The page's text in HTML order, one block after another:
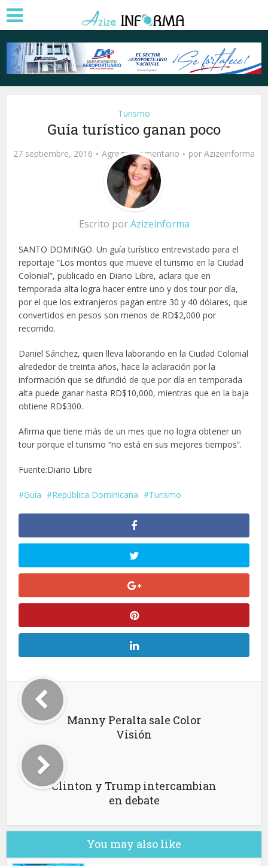
Turismo
Guía turístico ganan poco
27 septiembre, 2016 Agregar comentario por Azizeinforma
Escrito porAzizeinforma
SANTO DOMINGO. Un guía turístico entrevistado para el
reportaje “Los montos que mueve el turismo en la Ciudad
Colonial”, publicado en Diario Libre, aclara que en
temporada alta logra hacer entre uno y dos tour por día,
por el que los extranjeros pagan entre 30 y 40 dólares, que
convertidos en pesos son menos de RD$2,000 por
recorrido.
Daniel Sánchez, quien lleva laborando en la Ciudad Colonial
alrededor de treinta años, hace la aclaración por la
información que se difundió de que por día en temporada
alta puede ganar hasta RD$10,000, mientras que en la baja
obtiene RD$300.
Afirma que tiene más de un mes que no logra obtener un
tour porque el turismo “no está en sus mejores tiempos”.
Fuente:Diario Libre
Guía República Dominicana Turismo
Manny Peralta sale Color
Visión
Clinton y Trump intercambian
en debate
You may also like